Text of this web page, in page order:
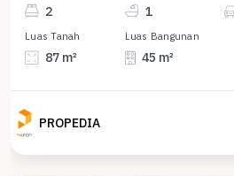
2 1
Luas Tanah
87 m²
Luas Bangunan
45 m²
PROPEDIA